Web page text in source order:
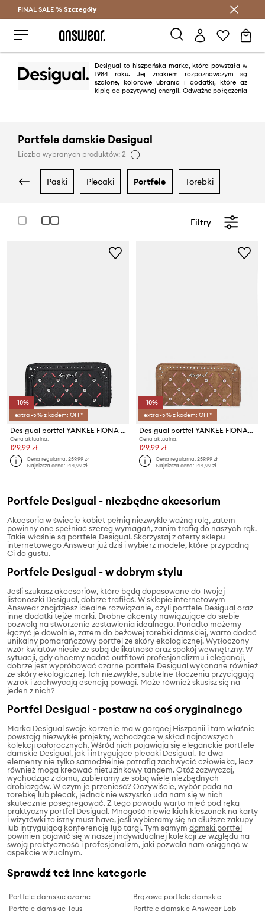
Oszczędzaj z Answear Club >
FINAL SALE % Szczegóły
Desigual to hiszpańska marka, która powstała w
1984 roku. Jej znakiem rozpoznawczym są
szalone, kolorowe ubrania i dodatki, które aż
kipią od pozytywnej energii. Odważne połączenia
Portfele damskie Desigual
Liczba wybranych produktów: 2
paski plecaki portfele torebki
Filtry
-10%
extra -5% z kodem: OFF*
Desigual portfel YANKEE FIONA BLACK
Cena aktualna:
129,99 zł
Cena regularna:259,99 zł
Najniższa cena:144,99 zł
-10%
extra -5% z kodem: OFF*
Desigual portfel YANKEE FIONACAMEL
Cena aktualna:
129,99 zł
Cena regularna:259,99 zł
Najniższa cena:144,99 zł
Portfele Desigual - niezbędne akcesorium
Akcesoria w świecie kobiet pełnią niezwykle ważną rolę, zatem
powinny one spełniać szereg wymagań, zanim trafią do naszych rąk.
Takie właśnie są portfele Desigual. Skorzystaj z oferty sklepu
internetowego Answear już dziś i wybierz modele, które przypadną
Ci do gustu.
Portfele Desigual - w dobrym stylu
Jeśli szukasz akcesoriów, które będą dopasowane do Twojej
listonoszki Desigual, dobrze trafiłaś. W sklepie internetowym
Answear znajdziesz idealne rozwiązanie, czyli portfele Desigual oraz
inne dodatki tejże marki. Drobne akcenty nawiązujące do siebie
pozwolą na stworzenie zestawienia idealnego. Ponadto możemy
łączyć je dowolnie, zatem do beżowej torebki damskiej, warto dodać
unikalny pomarańczowy portfel ze skóry ekologicznej. Wytłoczony
wzór kwiatów niesie ze sobą delikatność oraz spokój wewnętrzny. W
sytuacji, gdy chcemy nadać outfitowi profesjonalizmu i elegancji,
dobrze jest wypróbować czarne portfele Desigual wykonane również
ze skóry ekologicznej. Ich niezwykłe, subtelne tłoczenia przyciągają
wzrok i zachwycają esencją powagi. Może również skusisz się na
jeden z nich?
Portfel Desigual - postaw na coś oryginalnego
Marka Desigual swoje korzenie ma w gorącej Hiszpanii i tam właśnie
powstają niezwykłe projekty, wchodzące w skład najnowszych
kolekcji całorocznych. Wśród nich pojawiają się eleganckie portfele
damskie Desigual, jak i intrygujące plecaki Desigual. Te dwa
elementy nie tylko samodzielnie potrafią zachwycić człowieka, lecz
również mogą kreować nietuzinkowy tandem. Otóż zazwyczaj,
wychodząc z domu, zabieramy ze sobą wiele niezbędnych
drobiazgów. W czym je przenieść? Oczywiście, wybór pada na
torebkę lub plecak, jednak nie wszystko uda nam się w nich
skutecznie posegregować. Z tego powodu warto mieć pod ręką
praktyczny portfel Desigual. Mnogość niewielkich kieszonek na karty
i wizytówki to istny must have, jeśli wybieramy się na dłuższe zakupy
lub intrygującą konferencję lub targi. Tym samym damski portfel
powinien pojawić się w naszej indywidualnej kolekcji ze względu na
swoją praktyczność i profesjonalizm, jaki pozwala nam osiągnąć w
aspekcie wizualnym.
Sprawdź też inne kategorie
Portfele damskie czarne
Brązowe portfele damskie
Portfele damskie Tous
Portfele damskie Answear Lab